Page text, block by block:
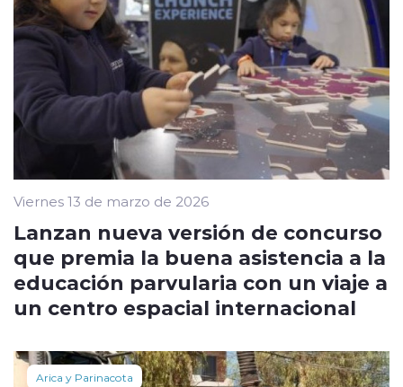
Viernes 13 de marzo de 2026
Lanzan nueva versión de concurso
que premia la buena asistencia a la
educación parvularia con un viaje a
un centro espacial internacional
Arica y Parinacota